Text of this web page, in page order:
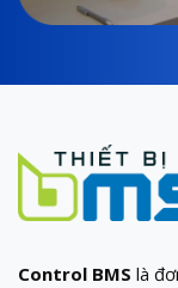
Control BMS là